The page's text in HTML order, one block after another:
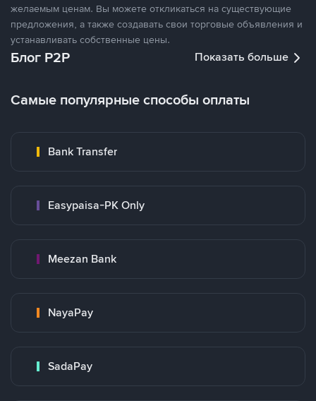
желаемым ценам. Вы можете откликаться на существующие
предложения, а также создавать свои торговые объявления и
устанавливать собственные цены.
Блог P2P Показать больше
Самые популярные способы оплаты
Bank Transfer
Easypaisa-PK Only
Meezan Bank
NayaPay
SadaPay